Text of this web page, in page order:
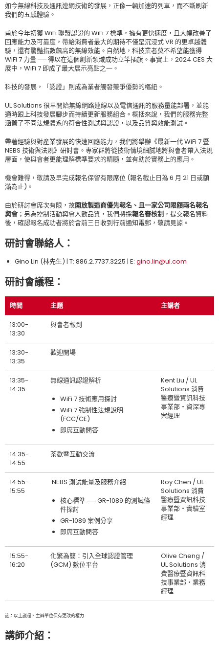
如今無線科技及通訊連網技術的發展，正像一輛加速的列車，而不斷刷新
我們的五感體驗。
甫於今年初獲 WiFi 聯盟認證的 WiFi 7 標準，擁有更快速度，且大幅改善了
回應能力及可靠度，帶給消費者最大的期待不僅是沉浸式 VR 的更卓越體
驗，還有驚豔指數飆高的無線效能。自然地，科技業者莫不希望能獲得
WiFi 7 力量 ── 得以在這個創新領域成功立竿插旗。事實上，2024 CES 大
展中，WiFi 7 即成了最大展示亮點之一。
科技的發展，「認證」則成為業者觸發競爭優勢的樞紐。
UL Solutions 很早開始無線網路連線以及電信通訊的服務量能部署，並能
適時跟上科技發展腳步而持續更新服務組合。概括來說，我們的服務完整
涵蓋了不同法規體系的符合性測試與認證，以及品質與效能測試。
帶著經驗與對產業發展的快速回應能力，我們將舉辦《最新一代 WiFi 7 暨
NEBS 技術與法規》研討會。專家群將從技術情境細膩地將與會者帶入法規
層面，使與會者更能理解標準要求的精髓，並有助於實務上的應用。
機會難得，敬請及早完成報名保留有限席位 (報名截止日為 6 月 21 日或額
滿為止)。
由於研討會席次有限，故開放製造商優先報名、且一家公司限額兩名報名
與會；另為控制活動與會人數品質，我們將採報名審核制 ，提交報名資料
後，確認報名成功者將於會前三日收到行前通知電郵，敬請見諒。
研討會聯絡人：
Gino Lin (林先生) | T: 886.2.7737.3225 | E: gino.lin@ul.com
研討會議程：
時間 主題 主講者
13:00-
13:30
與會者報到
13:30-
13:35
歡迎開場
13:35-
14:35
無線通訊認證解析
WiFi 7 技術應用探討
WiFi 7 強制性法規說明
(FCC/CE)
即席互動問答
Kent Liu / UL
Solutions 消費
醫療暨資訊科技
事業部‧資深專
案經理
14:35-
14:55
茶歇暨互動交流
14:55-
15:55
NEBS 測試能量及服務介紹
核心標準 ── GR-1089 的測試條
件探討
GR-1089 案例分享
即席互動問答
Roy Chen / UL
Solutions 消費
醫療暨資訊科技
事業部‧實驗室
經理
15:55-
16:20
化繁為簡：引入全球認證管理
(GCM) 數位平台
Olive Cheng /
UL Solutions 消
費醫療暨資訊科
技事業部‧業務
經理
註：以上議程，主辧單位保有更改的權力
講師介紹 ：